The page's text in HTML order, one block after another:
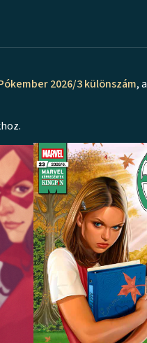
2026/3 különszám, a